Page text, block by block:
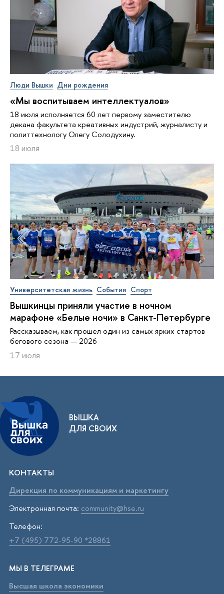
Люди Вышки Дни рождения
«Мы воспитываем интеллектуалов»
18 июля исполняется 60 лет первому заместителю
декана факультета креативных индустрий, журналисту и
политтехнологу Олегу Солодухину.
18 июля
Университетская жизнь События Спорт
Вышкинцы приняли участие в ночном
марафоне «Белые ночи» в Санкт-Петербурге
Рассказываем, как прошел один из самых ярких стартов
бегового сезона — 2026
17 июля
ВЫШКА
ДЛЯ СВОИХ
КОНТАКТЫ
Дирекция по коммуникациям и маркетингу
Электронная почта: community@hse.ru
Телефон:
+7 (495) 772-95-90 *28861
МЫ В ТЕЛЕГРАМЕ
Высшая школа экономики